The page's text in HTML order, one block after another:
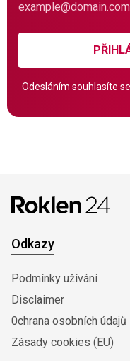
Odesláním souhlasíte se
Odkazy
Podmínky užívání
Disclaimer
0chrana osobních údajů
Zásady cookies (EU)